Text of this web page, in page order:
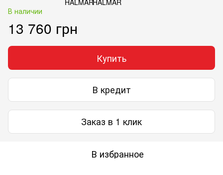
В наличии
13 760 грн
Купить
В кредит
Заказ в 1 клик
В избранное